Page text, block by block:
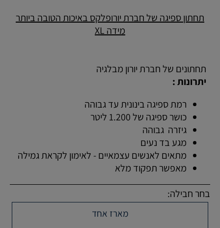
תחתון ספיגה של חברת יורופלקס באיכות הטובה ביותר
מידה XL
תחתונים של חברת יורון מבלגיה
יתרונות :
רמת ספיגה בינונית עד גבוהה
כושר ספיגה של 1.200 ליטר
גיזרה גבוהה
מגע בד נעים
מתאים לאנשים עצמאיים - לאימון לקראת גמילה
מאפשר תפקוד מלא
בחר חבילה:
מארז אחד